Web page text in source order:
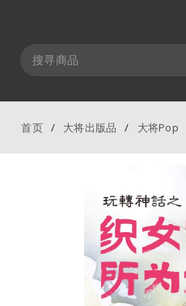
首页 / 大将出版品 / 大将Pop